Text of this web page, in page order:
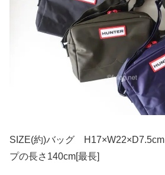
SIZE(約)バッグ H17×W22×D7.5cm
プの長さ140cm[最長]